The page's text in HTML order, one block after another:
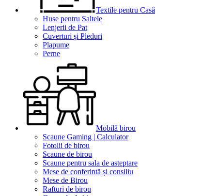
Textile pentru Casă
Huse pentru Saltele
Lenjerii de Pat
Cuverturi și Pleduri
Plapume
Perne
Mobilă birou
Scaune Gaming | Calculator
Fotolii de birou
Scaune de birou
Scaune pentru sala de asteptare
Mese de conferintă și consiliu
Mese de Birou
Rafturi de birou